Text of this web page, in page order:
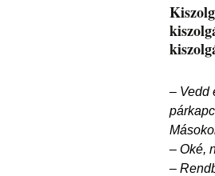
– Vedd
– Oké,
–